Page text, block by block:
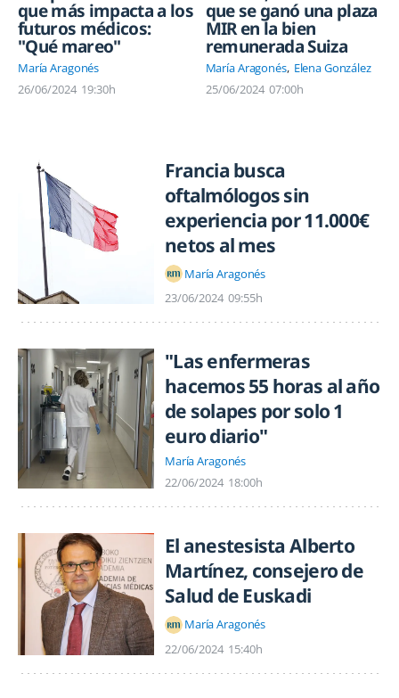
que más impacta a los
futuros médicos:
"Qué mareo"
María Aragonés
26/06/2024 19:30h
que se ganó una plaza
MIR en la bien
remunerada Suiza
María Aragonés Elena González
25/06/2024 07:00h
Francia busca
oftalmólogos sin
experiencia por 11.000€
netos al mes
María Aragonés
23/06/2024 09:55h
"Las enfermeras
hacemos 55 horas al año
de solapes por solo 1
euro diario"
María Aragonés
22/06/2024 18:00h
El anestesista Alberto
Martínez, consejero de
Salud de Euskadi
María Aragonés
22/06/2024 15:40h